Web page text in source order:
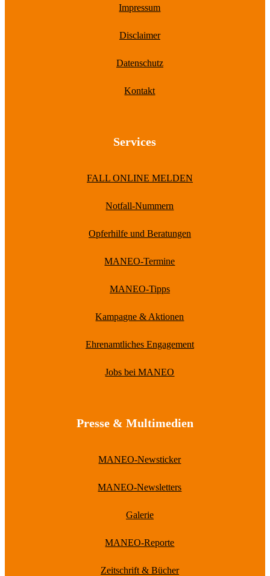
Impressum
Disclaimer
Datenschutz
Kontakt
Services
FALL ONLINE MELDEN
Notfall-Nummern
Opferhilfe und Beratungen
MANEO-Termine
MANEO-Tipps
Kampagne & Aktionen
Ehrenamtliches Engagement
Jobs bei MANEO
Presse & Multimedien
MANEO-Newsticker
MANEO-Newsletters
Galerie
MANEO-Reporte
Zeitschrift & Bücher